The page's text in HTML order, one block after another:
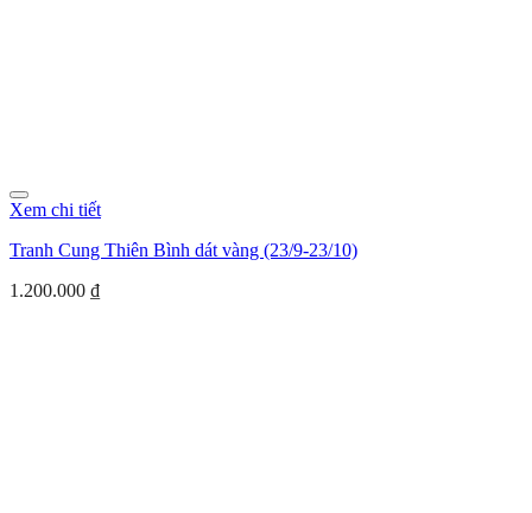
Xem chi tiết
Tranh Cung Thiên Bình dát vàng (23/9-23/10)
1.200.000 ₫